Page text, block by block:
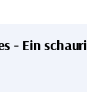
- Ein